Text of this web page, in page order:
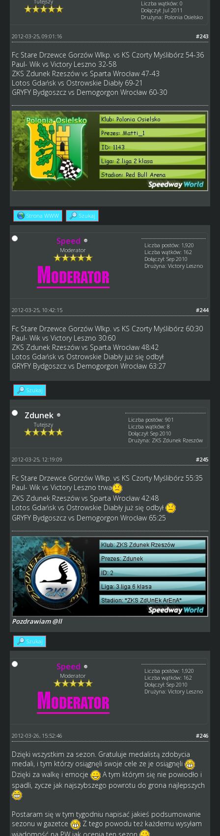
Liczba wątków: 0
Dołączył: Jul 2011
Drużyna: Polonia Osielsko
#243
2012-03-25, 09:01:16
Fc Stare Drzewce Gorzów Wlkp. vs KS Czorty Myślibórz 54-36
Paul- Wik vs Victory Leszno 32-58
ZKS Zdunek Rzeszów vs Sparta Wrocław 47-43
Lotos Gdańsk vs Ostrowskie Diabły 69-21
GRYFY Bydgoszcz vs Demogorgon Wrocław 60-30
Strona WWW Szukaj
Speed
Moderator
Liczba postów: 1,920
Liczba wątków: 162
Dołączył: Sep 2010
Drużyna: Victory Leszno
#244
2012-03-25, 10:42:15
Fc Stare Drzewce Gorzów Wlkp. vs KS Czorty Myślibórz 60:30
Paul- Wik vs Victory Leszno 30:60
ZKS Zdunek Rzeszów vs Sparta Wrocław 48:42
Lotos Gdańsk vs Ostrowskie Diabły już się odbył
GRYFY Bydgoszcz vs Demogorgon Wrocław 63:27
Szukaj
Zdunek
Tutejszy
Liczba postów: 901
Liczba wątków: 8
Dołączył: Sep 2010
Drużyna: ZKS Zdunek Rzeszów
#245
2012-03-25, 12:19:09
Fc Stare Drzewce Gorzów Wlkp. vs KS Czorty Myślibórz 55:35
Paul- Wik vs Victory Leszno trwa
ZKS Zdunek Rzeszów vs Sparta Wrocław 42:48
Lotos Gdańsk vs Ostrowskie Diabły już się odbył
GRYFY Bydgoszcz vs Demogorgon Wrocław 65:25
Pozdrawiam @ll
Szukaj
Speed
Moderator
Liczba postów: 1,920
Liczba wątków: 162
Dołączył: Sep 2010
Drużyna: Victory Leszno
#246
2012-03-26, 15:52:46
Dzięki wszystkim za sezon. Gratuluje medalistą zdobycia
medali, i tym którzy osiągnęli swoje cele ze je osiągnęli
Dzięki za walkę i emocje
A tym którym się nie powiodło i
spadli, zycze jak najszybszego powrotu do grona najlepszych
Postaram się w tym tygodniu napisać jakieś podsumowanie
sezonu w gazetce
Z tego powodu też każdemu wysyłam
wiadomość na PW jak ocenia ten sezon